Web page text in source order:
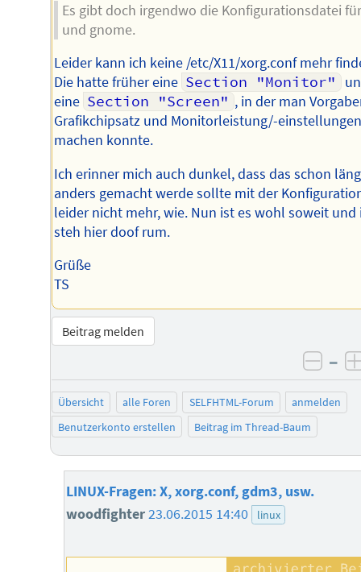
Es gibt doch irgendwo die Konfigurationsdatei
und gnome.
Leider kann ich keine /etc/X11/xorg.conf mehr
Die hatte früher eine Section "Monitor"
eine Section "Screen" , in der man
Grafikchipsatz und Monitorleistung/-
machen konnte.
Ich erinner mich auch dunkel, dass das schon
anders gemacht werde sollte mit der
leider nicht mehr, wie. Nun ist es wohl soweit und
steh hier doof rum.
Grüße
TS
Beitrag melden
–
Übersicht alle Foren SELFHTML-Forum
anmelden
Benutzerkonto erstellen
Beitrag im Thread-Baum
LINUX-Fragen: X, xorg.conf, gdm3, usw.
woodfighter23.06.2015 14:40 linux